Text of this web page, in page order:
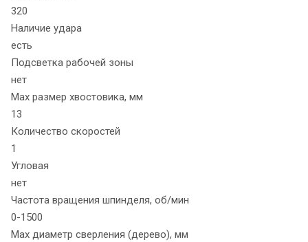
320
Наличие удара
есть
Подсветка рабочей зоны
нет
Max размер хвостовика, мм
13
Количество скоростей
1
Угловая
нет
Частота вращения шпинделя, об/мин
0-1500
Max диаметр сверления (дерево), мм